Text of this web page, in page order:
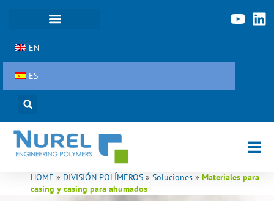
EN
ES
HOME » DIVISIÓN POLÍMEROS » Soluciones » Materiales para
casing y casing para ahumados